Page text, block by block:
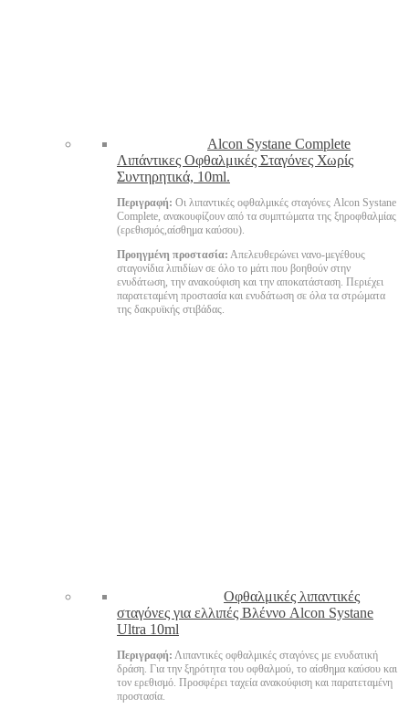
Alcon Systane Complete
Λιπάντικες Οφθαλμικές Σταγόνες Χωρίς
Συντηρητικά, 10ml.
Περιγραφή: Οι λιπαντικές οφθαλμικές σταγόνες Alcon Systane
Complete, ανακουφίζουν από τα συμπτώματα της ξηροφθαλμίας
(ερεθισμός,αίσθημα καύσου).
Προηγμένη προστασία: Απελευθερώνει νανο-μεγέθους
σταγονίδια λιπιδίων σε όλο το μάτι που βοηθούν στην
ενυδάτωση, την ανακούφιση και την αποκατάσταση. Περιέχει
παρατεταμένη προστασία και ενυδάτωση σε όλα τα στρώματα
της δακρυϊκής στιβάδας.
Oφθαλμικές λιπαντικές
σταγόνες για ελλιπές Βλέννο Alcon Systane
Ultra 10ml
Περιγραφή: Λιπαντικές οφθαλμικές σταγόνες με ενυδατική
δράση. Για την ξηρότητα του οφθαλμού, το αίσθημα καύσου και
τον ερεθισμό. Προσφέρει ταχεία ανακούφιση και παρατεταμένη
προστασία.